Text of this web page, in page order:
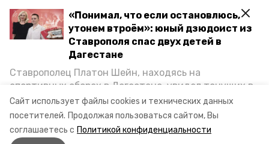
Сайт использует файлы cookies и технических данных
посетителей. Продолжая пользоваться сайтом, Вы
соглашаетесь с Политикой конфиденциальности
«Понимал, что если остановлюсь,
утонем втроём»: юный дзюдоист из
Ставрополя спас двух детей в
Дагестане
Ставрополец Платон Шейн, находясь на
спортивных сборах в Дегестане, увидел тонущих в
Каспийском море детей и бросился на помощь. По
возвращении домой, отважного мальчика
пригласили в министерство образования края и
наградили. Корреспондент «Победы26» пообщался
Все новости
ставропольский край
губернатор владимир владимиров самбо
соглашение о сотрудничестве